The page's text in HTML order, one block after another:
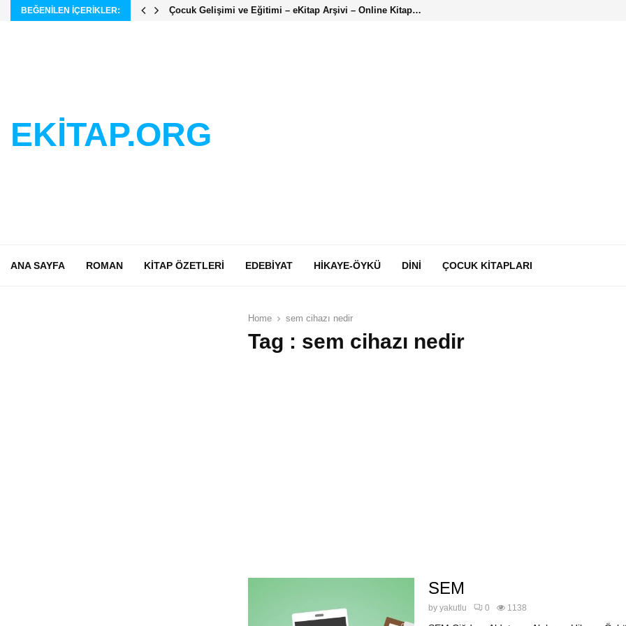
BEĞENILEN IÇERIKLER: Çocuk Gelişimi ve Eğitimi – eKitap Arşivi – Online Kitap…
EKİTAP.ORG
ANA SAYFA ROMAN KITAP ÖZETLERI EDEBIYAT HIKAYE-ÖYKÜ DINI ÇOCUK KITAPLARI
Home sem cihazı nedir
Tag : sem cihazı nedir
SEM
by yakutlu 0 1138